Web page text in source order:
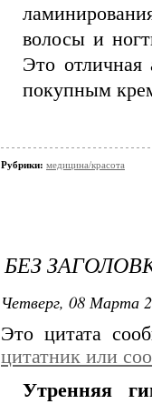
волосы и
Это отличная
покупным
Рубрики: медицина/красота
БЕЗ
Четверг, 08 Марта
Это цитата
цитатник или
Утренняя